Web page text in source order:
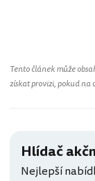
Tento článek může
získat provizi, pokud na
Hlídač
Nejlepší